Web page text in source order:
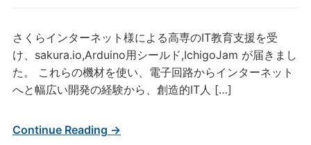
さくらインターネット様による高専のIT教育支援を受
け、sakura.io,Arduino用シールド,IchigoJam が届きまし
た。 これらの機材を使い、電子回路からインターネット
へと幅広い開発の経験から、創造的IT人 […]
Continue Reading →